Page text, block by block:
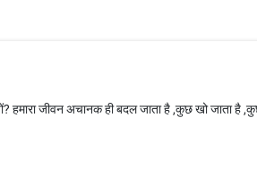
जीवन अचानक ही बदल जाता है ,कुछ खो जाता है ,कुछ